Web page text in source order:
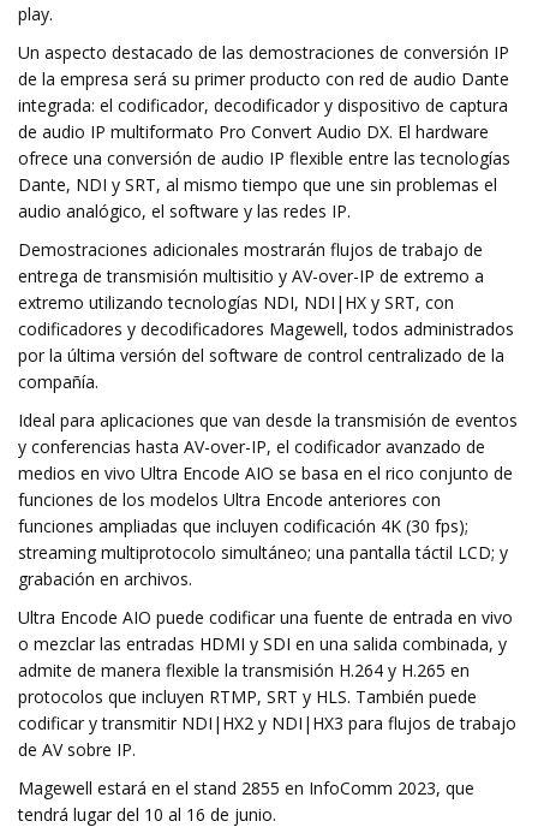
play.
Un aspecto destacado de las demostraciones de conversión IP
de la empresa será su primer producto con red de audio Dante
integrada: el codificador, decodificador y dispositivo de captura
de audio IP multiformato Pro Convert Audio DX. El hardware
ofrece una conversión de audio IP flexible entre las tecnologías
Dante, NDI y SRT, al mismo tiempo que une sin problemas el
audio analógico, el software y las redes IP.
Demostraciones adicionales mostrarán flujos de trabajo de
entrega de transmisión multisitio y AV-over-IP de extremo a
extremo utilizando tecnologías NDI, NDI|HX y SRT, con
codificadores y decodificadores Magewell, todos administrados
por la última versión del software de control centralizado de la
compañía.
Ideal para aplicaciones que van desde la transmisión de eventos
y conferencias hasta AV-over-IP, el codificador avanzado de
medios en vivo Ultra Encode AIO se basa en el rico conjunto de
funciones de los modelos Ultra Encode anteriores con
funciones ampliadas que incluyen codificación 4K (30 fps);
streaming multiprotocolo simultáneo; una pantalla táctil LCD; y
grabación en archivos.
Ultra Encode AIO puede codificar una fuente de entrada en vivo
o mezclar las entradas HDMI y SDI en una salida combinada, y
admite de manera flexible la transmisión H.264 y H.265 en
protocolos que incluyen RTMP, SRT y HLS. También puede
codificar y transmitir NDI|HX2 y NDI|HX3 para flujos de trabajo
de AV sobre IP.
Magewell estará en el stand 2855 en InfoComm 2023, que
tendrá lugar del 10 al 16 de junio.